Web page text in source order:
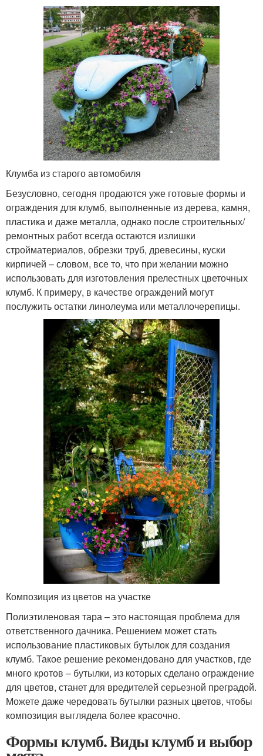
Клумба из старого автомобиля
Безусловно, сегодня продаются уже готовые формы и
ограждения для клумб, выполненные из дерева, камня,
пластика и даже металла, однако после строительных/
ремонтных работ всегда остаются излишки
стройматериалов, обрезки труб, древесины, куски
кирпичей – словом, все то, что при желании можно
использовать для изготовления прелестных цветочных
клумб. К примеру, в качестве ограждений могут
послужить остатки линолеума или металлочерепицы.
Композиция из цветов на участке
Полиэтиленовая тара – это настоящая проблема для
ответственного дачника. Решением может стать
использование пластиковых бутылок для создания
клумб. Такое решение рекомендовано для участков, где
много кротов – бутылки, из которых сделано ограждение
для цветов, станет для вредителей серьезной преградой.
Можете даже чередовать бутылки разных цветов, чтобы
композиция выглядела более красочно.
Формы клумб. Виды клумб и выбор